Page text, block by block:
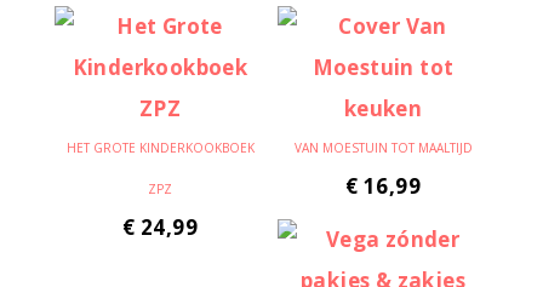
HET GROTE KINDERKOOKBOEK
ZPZ
€ 24,99
VAN MOESTUIN TOT MAALTIJD
€ 16,99